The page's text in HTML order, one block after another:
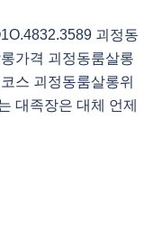
괴정동
가격 괴정동룸살롱
스 괴정동룸살롱위
대족장은 대체 언제